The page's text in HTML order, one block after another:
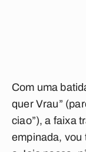
Com uma
quer Vrau”
ciao”), a faixa
empinada, vou